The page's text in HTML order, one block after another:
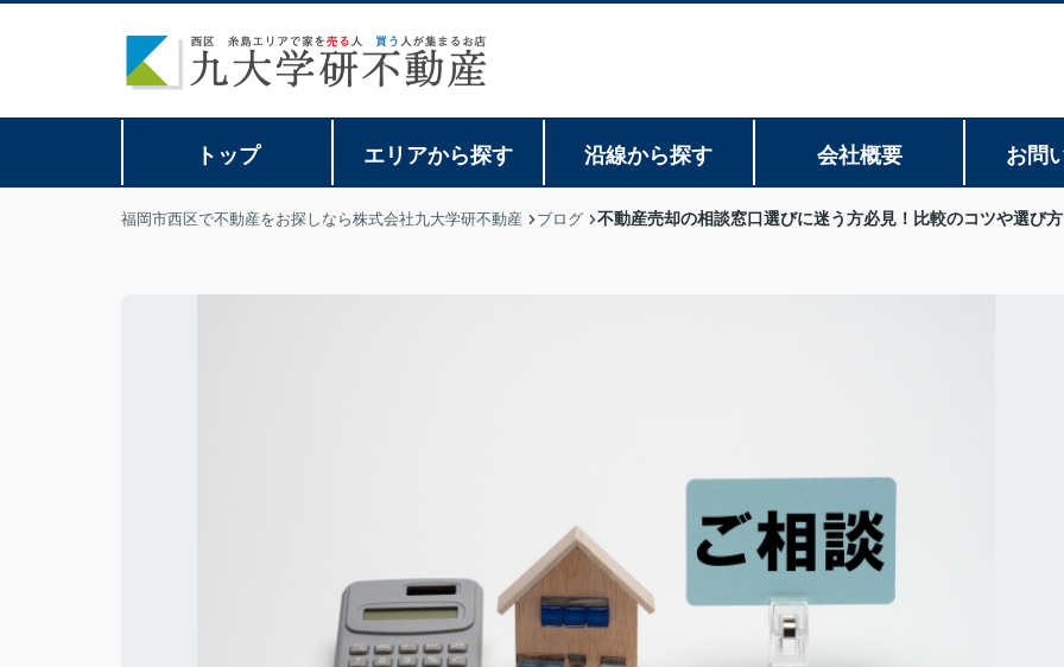
トップ エリアから探す 沿線から探す 会社概要 お問
福岡市西区で不動産をお探しなら株式会社九大学研不動産 ブログ 不動産売却の相談窓口選びに迷う方必見！比較のコツや選び